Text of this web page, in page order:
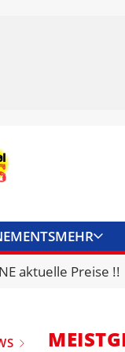
MEHR
aktuelle Preise !!